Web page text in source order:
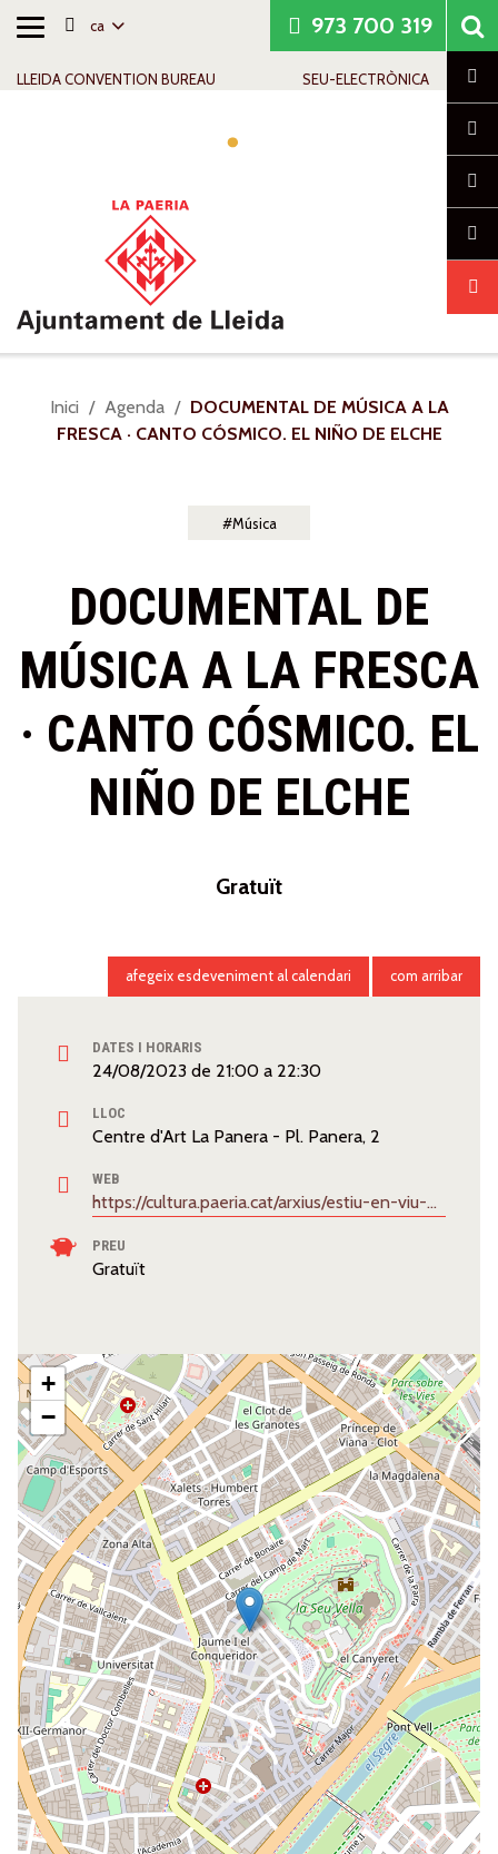
Alternar
ca
LLEIDA CONVENTION BUREAU SEU-ELECTRÒNICA
973 700 319
Sou
a:
Inici Agenda
DOCUMENTAL DE MÚSICA A LA
FRESCA · CANTO CÓSMICO. EL NIÑO DE ELCHE
Música
DOCUMENTAL DE
MÚSICA A LA FRESCA
· CANTO CÓSMICO. EL
NIÑO DE ELCHE
Gratuït
DATES I HORARIS
24/08/2023 de 21:00 a 22:30
LLOC
Centre d'Art La Panera - Pl. Panera, 2
WEB
https://cultura.paeria.cat/arxius/estiu-en-viu-2023
PREU
Gratuït
afegeix esdeveniment al calendari com arribar
+
−